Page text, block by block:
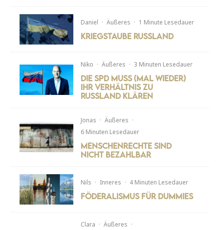
Daniel · Äußeres · 1 Minute Lesedauer
Kriegstaube Russland
Niko · Äußeres · 3 Minuten Lesedauer
Die SPD muss (mal wieder)
ihr Verhältnis zu
Russland klären
Jonas · Äußeres ·
6 Minuten Lesedauer
Menschenrechte sind
nicht bezahlbar
Nils · Inneres · 4 Minuten Lesedauer
Föderalismus für Dummies
Clara · Äußeres ·